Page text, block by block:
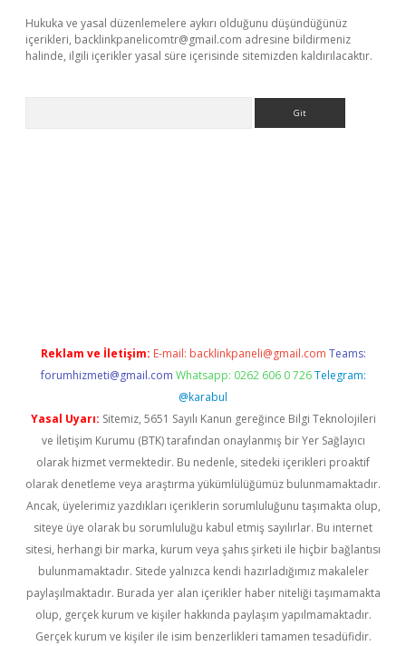
Hukuka ve yasal düzenlemelere aykırı olduğunu düşündüğünüz
içerikleri, backlinkpanelicomtr@gmail.com adresine bildirmeniz
halinde, ilgili içerikler yasal süre içerisinde sitemizden kaldırılacaktır.
Reklam ve İletişim: E-mail: backlinkpaneli@gmail.com Teams:
forumhizmeti@gmail.com Whatsapp: 0262 606 0 726 Telegram:
@karabul
Yasal Uyarı: Sitemiz, 5651 Sayılı Kanun gereğince Bilgi Teknolojileri
ve İletişim Kurumu (BTK) tarafından onaylanmış bir Yer Sağlayıcı
olarak hizmet vermektedir. Bu nedenle, sitedeki içerikleri proaktif
olarak denetleme veya araştırma yükümlülüğümüz bulunmamaktadır.
Ancak, üyelerimiz yazdıkları içeriklerin sorumluluğunu taşımakta olup,
siteye üye olarak bu sorumluluğu kabul etmiş sayılırlar. Bu internet
sitesi, herhangi bir marka, kurum veya şahıs şirketi ile hiçbir bağlantısı
bulunmamaktadır. Sitede yalnızca kendi hazırladığımız makaleler
paylaşılmaktadır. Burada yer alan içerikler haber niteliği taşımamakta
olup, gerçek kurum ve kişiler hakkında paylaşım yapılmamaktadır.
Gerçek kurum ve kişiler ile isim benzerlikleri tamamen tesadüfidir.